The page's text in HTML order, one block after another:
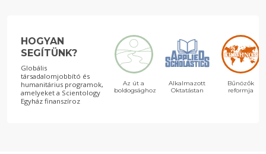
HOGYAN
SEGÍTÜNK?
Globális
társadalomjobbító és
humanitárius programok,
amelyeket a Scientology
Egyház finanszíroz
Az út a
boldogsághoz
Alkalmazott
Oktatástan
Bűnözők
reformja